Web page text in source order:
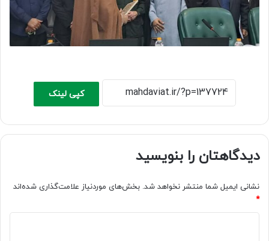
کپی لینک
دیدگاهتان را بنویسید
نشانی ایمیل شما منتشر نخواهد شد. بخش‌های موردنیاز علامت‌گذاری شده‌اند
*